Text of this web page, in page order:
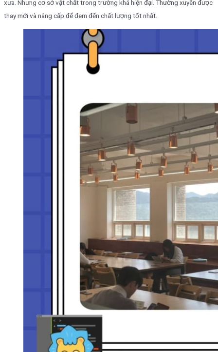
xưa. Nhưng cơ sở vật chất trong trường khá hiện đại. Thường xuyên được
thay mới và nâng cấp để đem đến chất lượng tốt nhất.